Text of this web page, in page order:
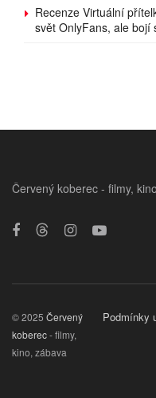
Recenze Virtuální
svět OnlyFans, ale bojí
Červený koberec - filmy,
Podmínky
© 2025 Červený
koberec- filmy,
kino, zábava